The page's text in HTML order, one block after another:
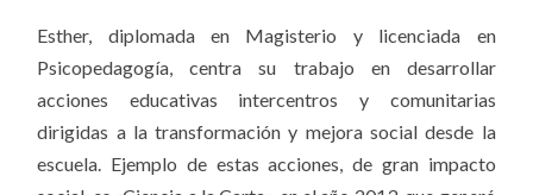
Esther, diplomada en Magisterio y licenciada en
Psicopedagogía, centra su trabajo en desarrollar
acciones educativas intercentros y comunitarias
dirigidas a la transformación y mejora social desde la
escuela. Ejemplo de estas acciones, de gran impacto